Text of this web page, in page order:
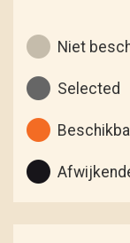
Niet
Selected